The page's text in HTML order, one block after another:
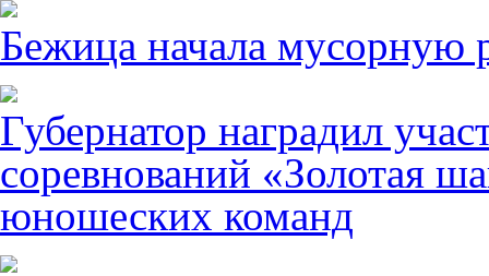
Бежица начала мусорную
Губернатор наградил
соревнований «Золотая
юношеских команд